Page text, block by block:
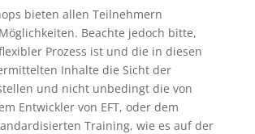
bieten allen Teilnehmern
Beachte jedoch bitte,
Prozess ist und die in diesen
Inhalte die Sicht der
und nicht unbedingt die von
Entwickler von EFT, oder dem
Training, wie es auf der